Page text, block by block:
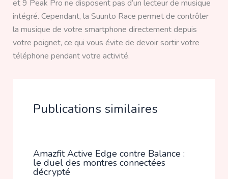
et 9 Peak Pro ne disposent pas d’un lecteur de musique
intégré. Cependant, la Suunto Race permet de contrôler
la musique de votre smartphone directement depuis
votre poignet, ce qui vous évite de devoir sortir votre
téléphone pendant votre activité.
Publications similaires
Amazfit Active Edge contre Balance :
le duel des montres connectées
décrypté